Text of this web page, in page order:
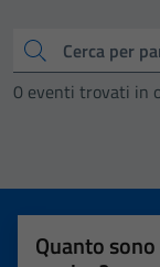
Cerca
0 eventi trovati in
Quanto